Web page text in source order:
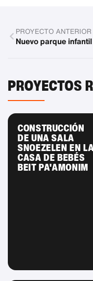
PROYECTO ANTERIOR
PROYECTOS
CONSTRUCCIÓN
DE UNA SALA
SNOEZELEN EN
CASA DE BEBÉS
BEIT PA'AMONIM